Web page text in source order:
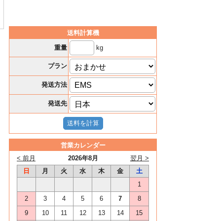
送料計算機
重量
kg
プラン
発送方法
発送先
営業カレンダー
2026年8月
< 前月
翌月 >
日
月 火 水 木 金
土
1
2
3 4 5 6 7
8
9
10 11 12 13 14
15